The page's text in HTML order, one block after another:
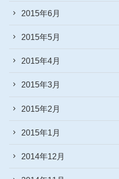
2015年6月
2015年5月
2015年4月
2015年3月
2015年2月
2015年1月
2014年12月